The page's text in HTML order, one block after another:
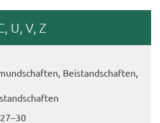
U, V, Z
Bei­stand­schaf­ten,